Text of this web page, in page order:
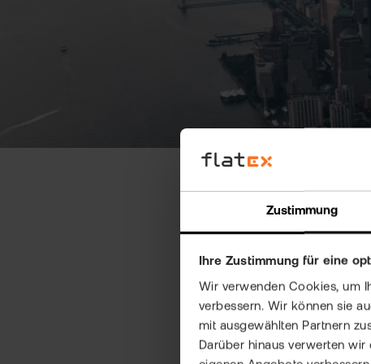
Zustimmung
Ihre Zustimmung für eine
Wir verwenden Cookies, um
verbessern. Wir können sie
mit ausgewählten Partnern
Darüber hinaus verwerten
Sit amet zünftig is sauba!
Foidweg Wurscht vo de